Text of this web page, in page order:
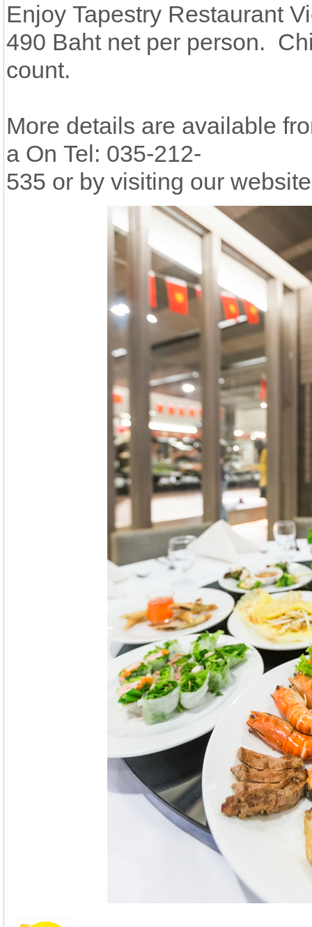
Enjoy Tapestry Restaurant
490 Baht net per person.
count.
More details are available
a On Tel: 035-212-
535 or by visiting our